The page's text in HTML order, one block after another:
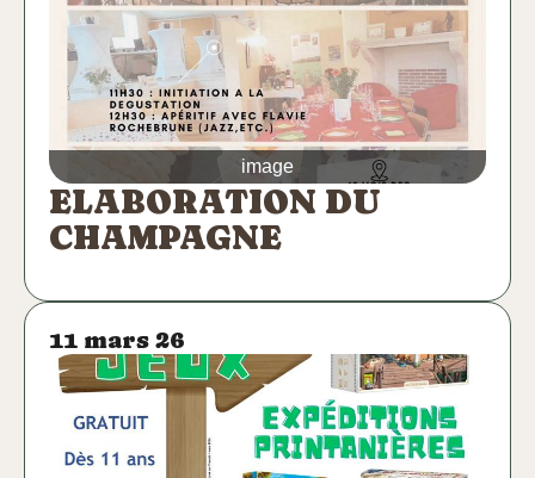
image
ELABORATION DU
CHAMPAGNE
11 mars 26